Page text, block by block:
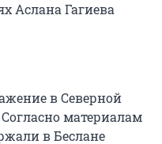
Аслана Гагиева
в Северной
материалам
в Беслане